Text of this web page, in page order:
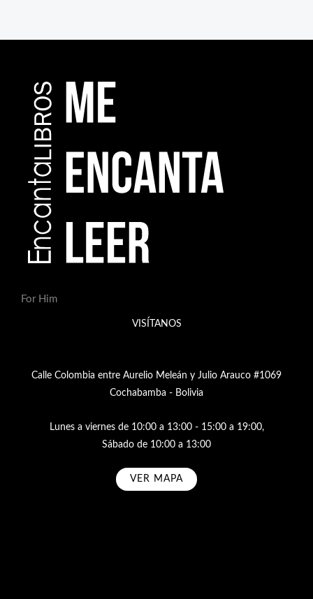
For Him
VISÍTANOS
Calle Colombia entre Aurelio Meleán y Julio Arauco #1069
Cochabamba - Bolivia
Lunes a viernes de 10:00 a 13:00 - 15:00 a 19:00,
Sábado de 10:00 a 13:00
VER MAPA